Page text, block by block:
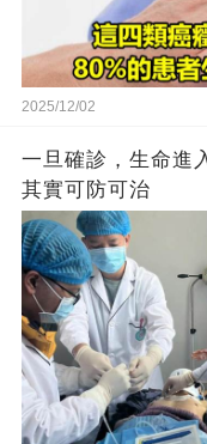
2025/12/02
一旦確診，生命進
其實可防可治